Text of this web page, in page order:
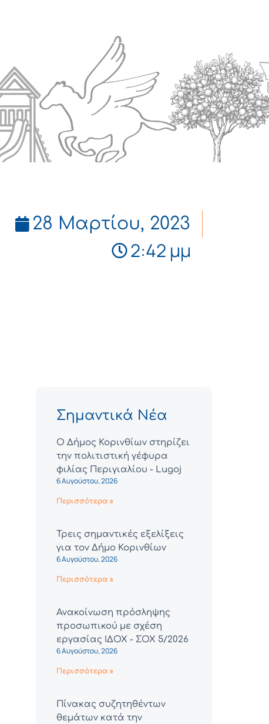
28 Μαρτίου, 2023
2:42 μμ
Σημαντικά Νέα
Ο Δήμος Κορινθίων στηρίζει
την πολιτιστική γέφυρα
φιλίας Περιγιαλίου - Lugoj
6 Αυγούστου, 2026
Περισσότερα »
Τρεις σημαντικές εξελίξεις
για τον Δήμο Κορινθίων
6 Αυγούστου, 2026
Περισσότερα »
Ανακοίνωση πρόσληψης
προσωπικού με σχέση
εργασίας ΙΔΟΧ - ΣΟΧ 5/2026
6 Αυγούστου, 2026
Περισσότερα »
Πίνακας συζητηθέντων
θεμάτων κατά την